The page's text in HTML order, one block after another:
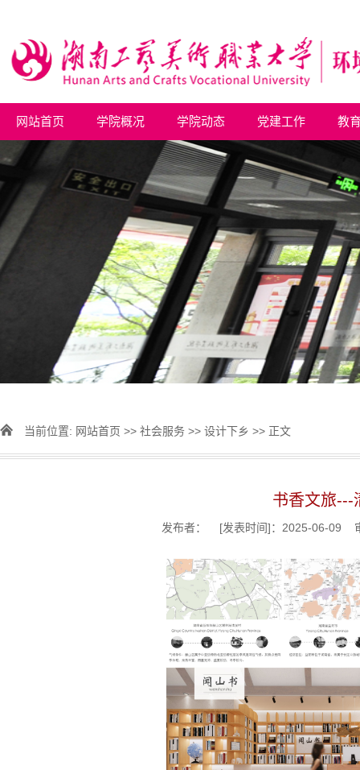
网站首页 学院概况 学院动态 党建工作 教
当前位置: 网站首页 >> 社会服务 >> 设计下乡 >> 正文
书香文旅---
发布者： [发表时间]：2025-06-